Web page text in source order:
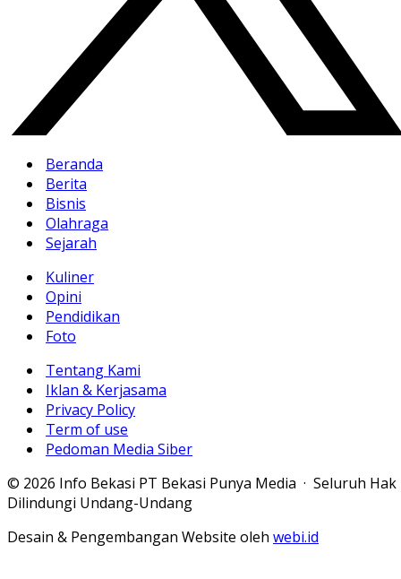
Beranda
Berita
Bisnis
Olahraga
Sejarah
Kuliner
Opini
Pendidikan
Foto
Tentang Kami
Iklan & Kerjasama
Privacy Policy
Term of use
Pedoman Media Siber
© 2026 Info Bekasi PT Bekasi Punya Media · Seluruh Hak
Dilindungi Undang-Undang
Desain & Pengembangan Website oleh webi.id